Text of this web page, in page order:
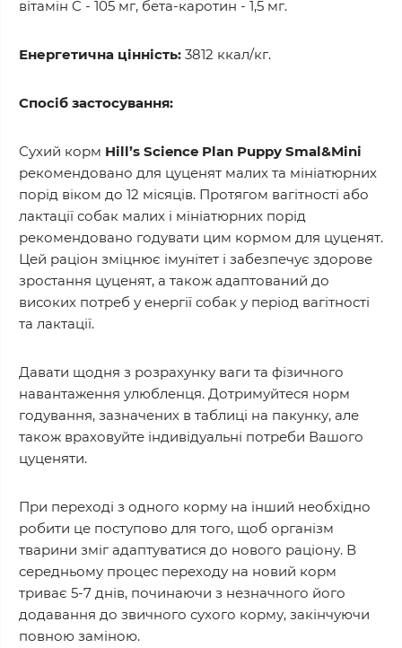
вітамін C - 105 мг, бета-каротин - 1,5 мг.
Енергетична цінність: 3812 ккал/кг.
Спосіб застосування:
Сухий корм Hill’s Science Plan Puppy Smal&Mini
рекомендовано для цуценят малих та мініатюрних
порід віком до 12 місяців. Протягом вагітності або
лактації собак малих і мініатюрних порід
рекомендовано годувати цим кормом для цуценят.
Цей раціон зміцнює імунітет і забезпечує здорове
зростання цуценят, а також адаптований до
високих потреб у енергії собак у період вагітності
та лактації.
Давати щодня з розрахунку ваги та фізичного
навантаження улюбленця. Дотримуйтеся норм
годування, зазначених в таблиці на пакунку, але
також враховуйте індивідуальні потреби Вашого
цуценяти.
При переході з одного корму на інший необхідно
робити це поступово для того, щоб організм
тварини зміг адаптуватися до нового раціону. В
середньому процес переходу на новий корм
триває 5-7 днів, починаючи з незначного його
додавання до звичного сухого корму, закінчуючи
повною заміною.